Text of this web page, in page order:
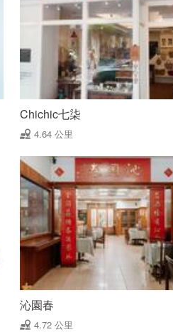
Chichic七柒
4.64 公里
沁園春
4.72 公里